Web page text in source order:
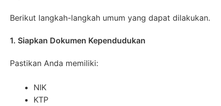
Berikut langkah-langkah umum yang dapat dilakukan.
1. Siapkan Dokumen Kependudukan
Pastikan Anda memiliki:
NIK
KTP